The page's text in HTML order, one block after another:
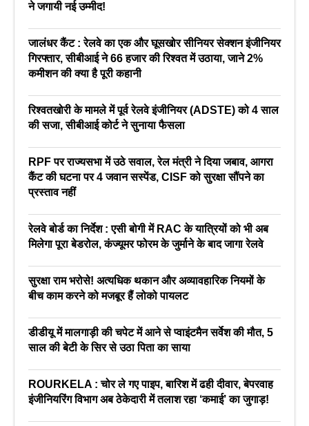
ने जगायी नई उम्मीद!
जालंधर कैंट : रेलवे का एक और घूसखोर सीनियर सेक्शन इंजीनियर
गिरफ्तार, सीबीआई ने 66 हजार की रिश्वत में उठाया, जाने 2%
कमीशन की क्या है पूरी कहानी
रिश्वतखोरी के मामले में पूर्व रेलवे इंजीनियर (ADSTE) को 4 साल
की सजा, सीबीआई कोर्ट ने सुनाया फैसला
RPF पर राज्यसभा में उठे सवाल, रेल मंत्री ने दिया जबाव, आगरा
कैंट की घटना पर 4 जवान सस्पेंड, CISF को सुरक्षा सौंपने का
प्रस्ताव नहीं
रेलवे बोर्ड का निर्देश : एसी बोगी में RAC के यात्रियों को भी अब
मिलेगा पूरा बेडरोल, कंज्यूमर फोरम के जुर्माने के बाद जागा रेलवे
सुरक्षा राम भरोसे! अत्यधिक थकान और अव्यावहारिक नियमों के
बीच काम करने को मजबूर हैं लोको पायलट
डीडीयू में मालगाड़ी की चपेट में आने से प्वाइंटमैन सर्वेश की मौत, 5
साल की बेटी के सिर से उठा पिता का साया
ROURKELA : चोर ले गए पाइप, बारिश में ढही दीवार, बेपरवाह
इंजीनियरिंग विभाग अब ठेकेदारी में तलाश रहा ‘कमाई’ का जुगाड़!